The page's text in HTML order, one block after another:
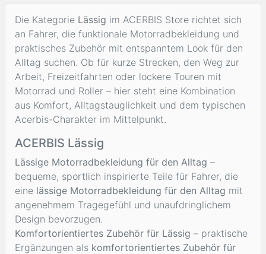
Die Kategorie Lässig im ACERBIS Store richtet sich
an Fahrer, die funktionale Motorradbekleidung und
praktisches Zubehör mit entspanntem Look für den
Alltag suchen. Ob für kurze Strecken, den Weg zur
Arbeit, Freizeitfahrten oder lockere Touren mit
Motorrad und Roller – hier steht eine Kombination
aus Komfort, Alltagstauglichkeit und dem typischen
Acerbis-Charakter im Mittelpunkt.
ACERBIS Lässig
Lässige Motorradbekleidung für den Alltag –
bequeme, sportlich inspirierte Teile für Fahrer, die
eine lässige Motorradbekleidung für den Alltag mit
angenehmem Tragegefühl und unaufdringlichem
Design bevorzugen.
Komfortorientiertes Zubehör für Lässig – praktische
Ergänzungen als komfortorientiertes Zubehör für